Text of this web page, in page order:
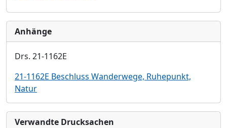
Anhänge
Drs. 21-1162E
21-1162E Beschluss Wanderwege, Ruhepunkt,
Natur
Verwandte Drucksachen